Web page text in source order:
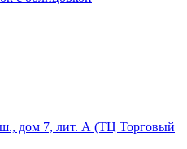
ш., дом 7, лит. А (ТЦ Торговый